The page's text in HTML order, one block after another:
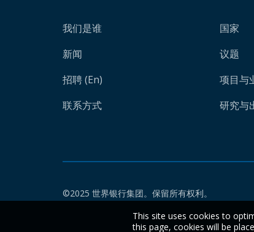
我们是谁
新闻
招聘 (En)
联系方式
国家
议题
项目与
研究与
©2025 世界银行集团。保留所有权利。
This site uses cookies to
this page, cookies will be